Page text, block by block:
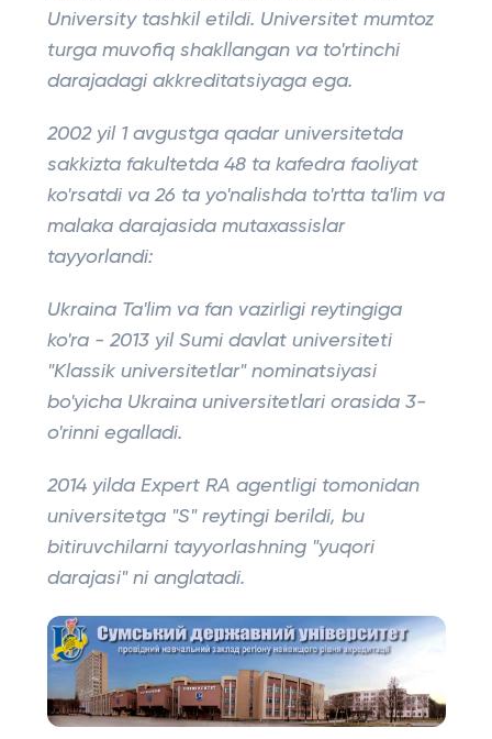
University tashkil etildi. Universitet mumtoz
turga muvofiq shakllangan va to'rtinchi
darajadagi akkreditatsiyaga ega.
2002 yil 1 avgustga qadar universitetda
sakkizta fakultetda 48 ta kafedra faoliyat
ko'rsatdi va 26 ta yo'nalishda to'rtta ta'lim va
malaka darajasida mutaxassislar
tayyorlandi:
Ukraina Ta'lim va fan vazirligi reytingiga
ko'ra - 2013 yil Sumi davlat universiteti
"Klassik universitetlar" nominatsiyasi
bo'yicha Ukraina universitetlari orasida 3-
o'rinni egalladi.
2014 yilda Expert RA agentligi tomonidan
universitetga "S" reytingi berildi, bu
bitiruvchilarni tayyorlashning "yuqori
darajasi" ni anglatadi.